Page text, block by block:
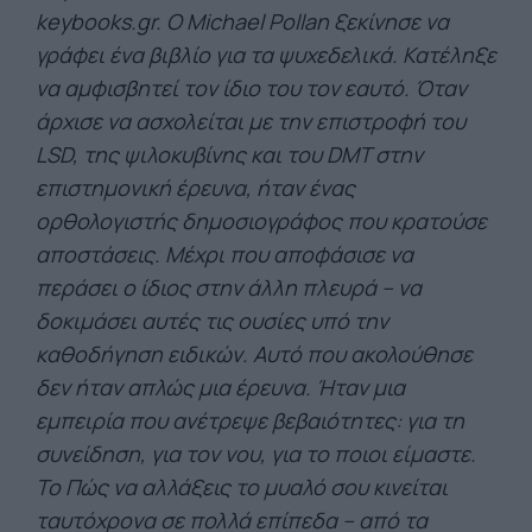
keybooks.gr. Ο Michael Pollan ξεκίνησε να
γράφει ένα βιβλίο για τα ψυχεδελικά. Κατέληξε
να αμφισβητεί τον ίδιο του τον εαυτό. Όταν
άρχισε να ασχολείται με την επιστροφή του
LSD, της ψιλοκυβίνης και του DMT στην
επιστημονική έρευνα, ήταν ένας
ορθολογιστής δημοσιογράφος που κρατούσε
αποστάσεις. Μέχρι που αποφάσισε να
περάσει ο ίδιος στην άλλη πλευρά – να
δοκιμάσει αυτές τις ουσίες υπό την
καθοδήγηση ειδικών. Αυτό που ακολούθησε
δεν ήταν απλώς μια έρευνα. Ήταν μια
εμπειρία που ανέτρεψε βεβαιότητες: για τη
συνείδηση, για τον νου, για το ποιοι είμαστε.
Το Πώς να αλλάξεις το μυαλό σου κινείται
ταυτόχρονα σε πολλά επίπεδα – από τα